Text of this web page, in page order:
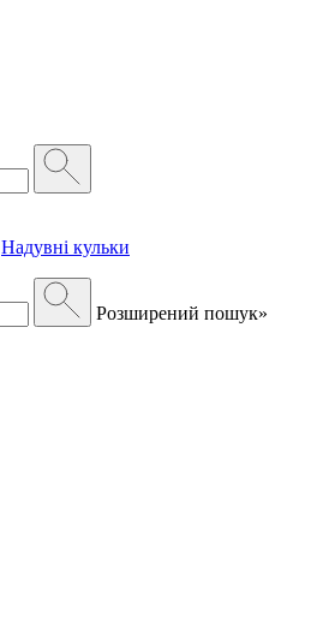
Надувні кульки
Розширений пошук»